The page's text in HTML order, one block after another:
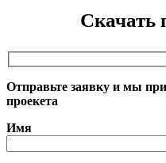
Скачать
Отправьте заявку и мы
проекета
Имя